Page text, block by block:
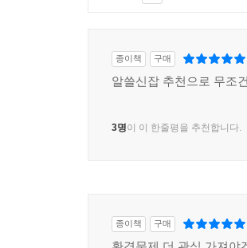
정신을 바짝 차리고 사려 깊게
7. 불필요한 파괴
과도한 화학물질의 사용으
종이책 구매
알쓸신잡 추천으로 무조
3명이 이 한줄평을 추천합니다.
종이책 구매